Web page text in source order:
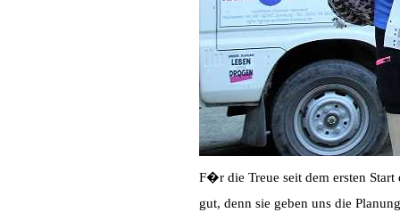
F�r die Treue seit dem ersten
gut, denn sie geben uns die